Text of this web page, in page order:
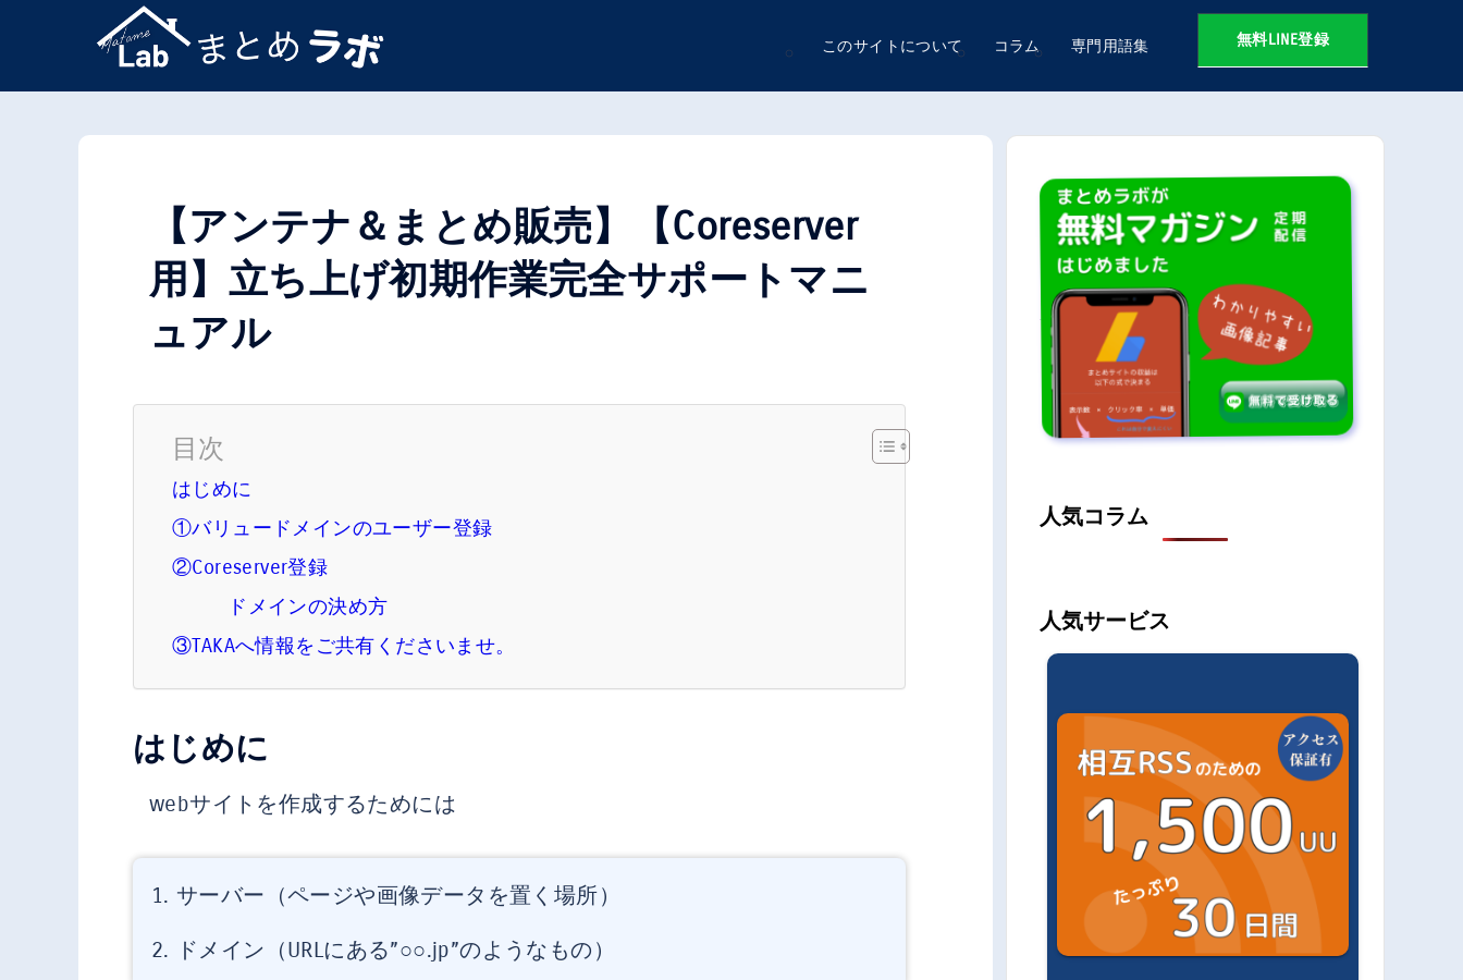
このサイトについて コラム 専門用語集 無料LINE登録
【アンテナ＆まとめ販売】【Coreserver
用】立ち上げ初期作業完全サポートマニ
ュアル
目次
はじめに
①バリュードメインのユーザー登録
②Coreserver登録
ドメインの決め方
③TAKAへ情報をご共有くださいませ。
はじめに
webサイトを作成するためには
サーバー（ページや画像データを置く場所）
ドメイン（URLにある”○○.jp”のようなもの）
人気コラム
人気サービス